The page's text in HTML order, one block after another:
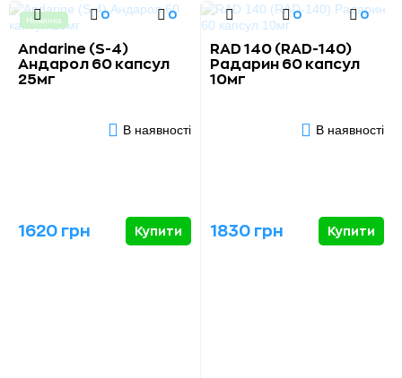
Новинка 0 0
Andarine (S-4)
Андарол 60 капсул
25мг
В наявності
1620 грн Купити
0 0
RAD 140 (RAD-140)
Радарин 60 капсул
10мг
В наявності
1830 грн Купити